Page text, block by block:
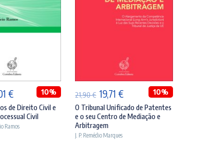
€O
preço
atual
10%
de Direito Civil e
Civil
Ramos
ADICIONAR
21,90€ O
preço
original
era:
19,71 €O
preço
atual
10%
O Tribunal Unificado de Patentes
e o seu Centro de Mediação e
Arbitragem
J. P. Remédio Marques